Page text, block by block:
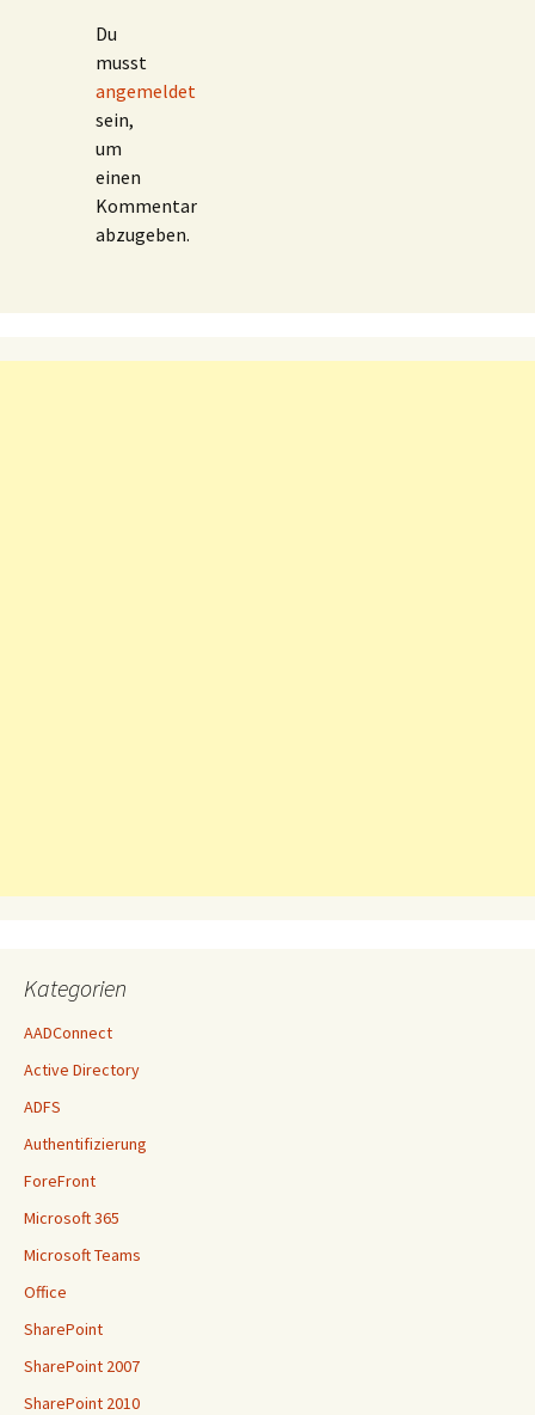
Du
musst
angemeldet
sein,
um
einen
Kommentar
abzugeben.
Kategorien
AADConnect
Active Directory
ADFS
Authentifizierung
ForeFront
Microsoft 365
Microsoft Teams
Office
SharePoint
SharePoint 2007
SharePoint 2010